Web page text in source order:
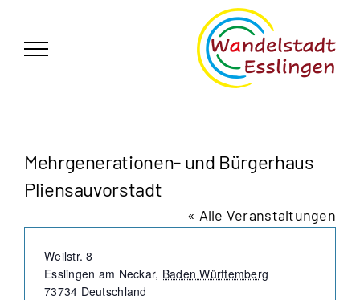
springen
Mehrgenerationen- und Bürgerhaus
Pliensauvorstadt
« Alle Veranstaltungen
Adresse
Weilstr. 8
Esslingen am Neckar, Baden Württemberg
73734 Deutschland